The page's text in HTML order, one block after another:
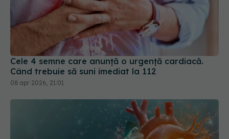
Cele 4 semne care anunță o urgență cardiacă.
Când trebuie să suni imediat la 112
08 apr 2026, 21:01